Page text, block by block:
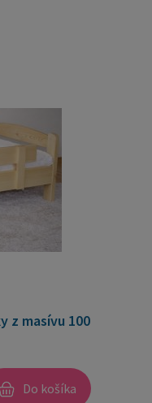
z masívu 100
Do košíka